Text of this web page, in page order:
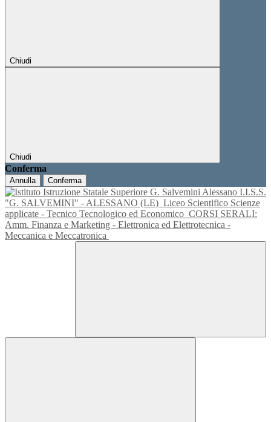
Chiudi
Chiudi
Conferma
Annulla Conferma
I.I.S.S.
"G. SALVEMINI" - ALESSANO (LE) Liceo Scientifico Scienze
applicate - Tecnico Tecnologico ed Economico CORSI SERALI:
Amm. Finanza e Marketing - Elettronica ed Elettrotecnica -
Meccanica e Meccatronica